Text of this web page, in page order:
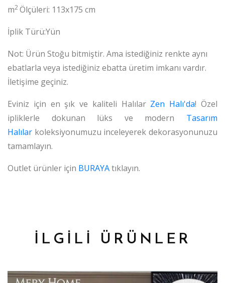
m2Ölçüleri: 113x175 cm
İplik Türü:Yün
Not: Ürün Stoğu bitmiştir. Ama istediğiniz renkte aynı
ebatlarla veya istediğiniz ebatta üretim imkanı vardır.
İletişime geçiniz.
Eviniz için en şık ve kaliteli Halılar Zen Halı'da! Özel
ipliklerle dokunan lüks ve modern Tasarım
Halılar koleksiyonumuzu inceleyerek dekorasyonunuzu
tamamlayın.
Outlet ürünler için BURAYAtıklayın.
İLGİLİ ÜRÜNLER